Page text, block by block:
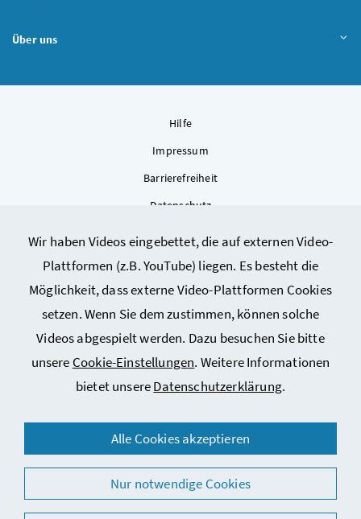
Wir haben Videos eingebettet, die auf externen Video-
Plattformen (z.B. YouTube) liegen. Es besteht die
Möglichkeit, dass externe Video-Plattformen Cookies
setzen. Wenn Sie dem zustimmen, können solche
Videos abgespielt werden. Dazu besuchen Sie bitte
unsere Cookie-Einstellungen. Weitere Informationen
bietet unsereDatenschutzerklärung.
Alle Cookies akzeptieren
Nur notwendige Cookies
Über uns
Hilfe
Impressum
Barrierefreiheit
Datenschutz
Sitemap
Cookie-Einstellungen
© 2026 Bundesministerium für Arbeit, Soziales, Gesundheit,
Pflege und Konsumentenschutz